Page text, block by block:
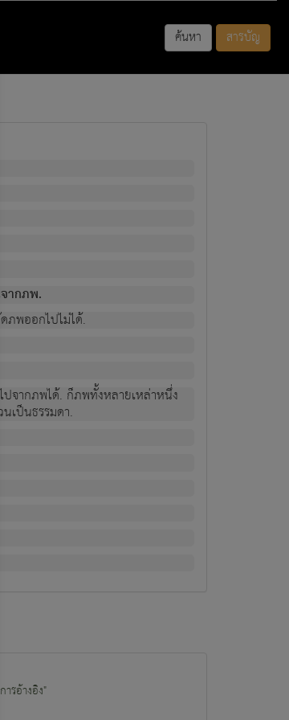
ค้นหา สารบัญ
ากภพ.
ภพออกไปไม่ได้.
จากภพได้. ก็ภพทั้งหลายเหล่าหนึ่ง
เป็นธรรมดา.
รอ้างอิง"